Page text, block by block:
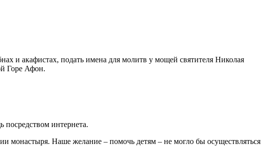
и акафистах, подать имена для молитв у мощей святителя Николая
Горе Афон.
интернета.
монастыря. Наше желание – помочь детям – не могло бы осуществляться